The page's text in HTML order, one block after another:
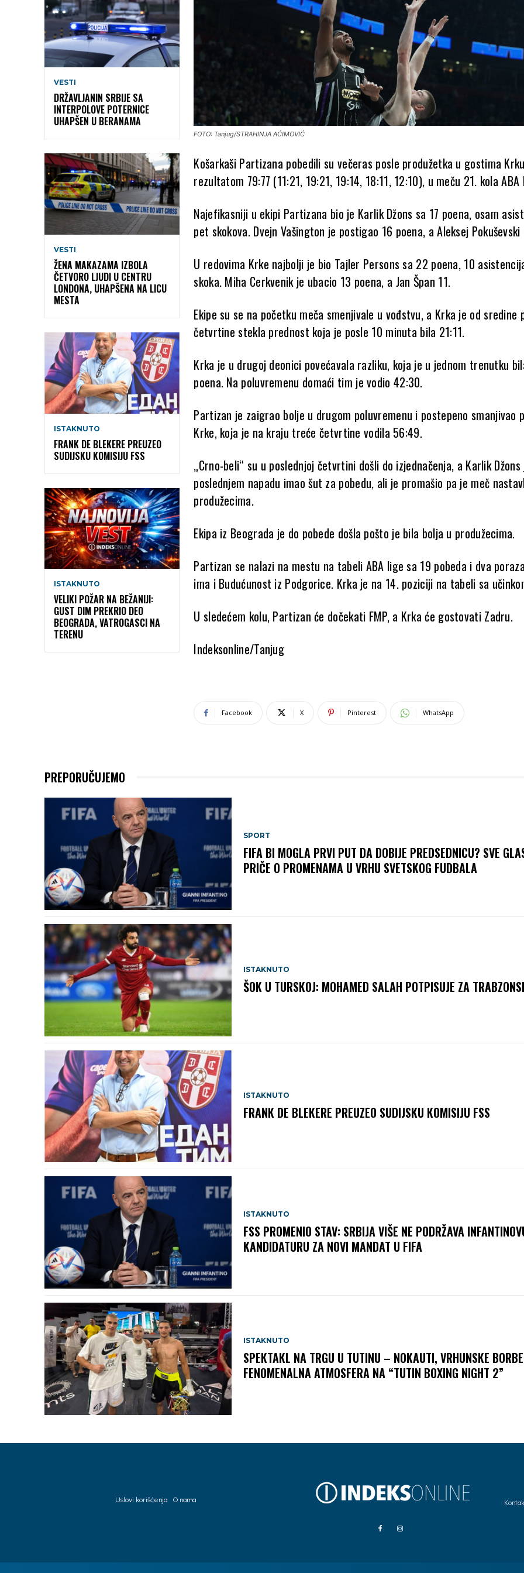
VESTI
DRŽAVLJANIN SRBIJE SA
INTERPOLOVE POTERNICE
UHAPŠEN U BERANAMA
VESTI
ŽENA MAKAZAMA IZBOLA
ČETVORO LJUDI U CENTRU
LONDONA, UHAPŠENA NA LICU
MESTA
ISTAKNUTO
FRANK DE BLEKERE PREUZEO
SUDIJSKU KOMISIJU FSS
ISTAKNUTO
VELIKI POŽAR NA BEŽANIJI:
GUST DIM PREKRIO DEO
BEOGRADA, VATROGASCI NA
TERENU
FOTO: Tanjug/STRAHINJA AĆIMOVIĆ
Košarkaši Partizana pobedili su večeras posle produžetka u gostima Krku
rezultatom 79:77 (11:21, 19:21, 19:14, 18:11, 12:10), u meču 21. kola
Najefikasniji u ekipi Partizana bio je Karlik Džons sa 17 poena, osam
pet skokova. Dvejn Vašington je postigao 16 poena, a Aleksej Pokuševski
U redovima Krke najbolji je bio Tajler Persons sa 22 poena, 10
skoka. Miha Cerkvenik je ubacio 13 poena, a Jan Špan 11.
Ekipe su se na početku meča smenjivale u vođstvu, a Krka je od sredine
četvrtine stekla prednost koja je posle 10 minuta bila 21:11.
Krka je u drugoj deonici povećavala razliku, koja je u jednom trenutku
poena. Na poluvremenu domaći tim je vodio 42:30.
Partizan je zaigrao bolje u drugom poluvremenu i postepeno smanjivao
Krke, koja je na kraju treće četvrtine vodila 56:49.
„Crno-beli“ su u poslednjoj četvrtini došli do izjednačenja, a Karlik Džons
poslednjem napadu imao šut za pobedu, ali je promašio pa je meč
produžecima.
Ekipa iz Beograda je do pobede došla pošto je bila bolja u produžecima.
Partizan se nalazi na mestu na tabeli ABA lige sa 19 pobeda i dva
ima i Budućunost iz Podgorice. Krka je na 14. poziciji na tabeli sa
U sledećem kolu, Partizan će dočekati FMP, a Krka će gostovati Zadru.
Indeksonline/Tanjug
Facebook X Pinterest WhatsApp
PREPORUČUJEMO
SPORT
FIFA BI MOGLA PRVI PUT DA DOBIJE PREDSEDNICU? SVE
PRIČE O PROMENAMA U VRHU SVETSKOG FUDBALA
ISTAKNUTO
ŠOK U TURSKOJ: MOHAMED SALAH POTPISUJE ZA
ISTAKNUTO
FRANK DE BLEKERE PREUZEO SUDIJSKU KOMISIJU FSS
ISTAKNUTO
FSS PROMENIO STAV: SRBIJA VIŠE NE PODRŽAVA
KANDIDATURU ZA NOVI MANDAT U FIFA
ISTAKNUTO
SPEKTAKL NA TRGU U TUTINU – NOKAUTI, VRHUNSKE
FENOMENALNA ATMOSFERA NA “TUTIN BOXING NIGHT 2”
Uslovi korišćenja O nama